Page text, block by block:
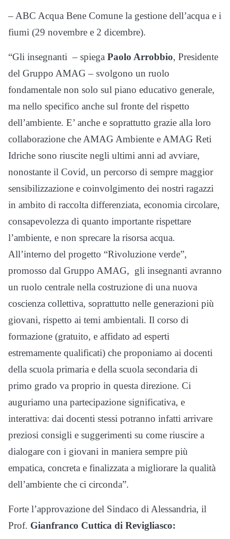
– ABC Acqua Bene Comune la gestione dell’acqua e i
fiumi (29 novembre e 2 dicembre).
“Gli insegnanti – spiega Paolo Arrobbio, Presidente
del Gruppo AMAG – svolgono un ruolo
fondamentale non solo sul piano educativo generale,
ma nello specifico anche sul fronte del rispetto
dell’ambiente. E’ anche e soprattutto grazie alla loro
collaborazione che AMAG Ambiente e AMAG Reti
Idriche sono riuscite negli ultimi anni ad avviare,
nonostante il Covid, un percorso di sempre maggior
sensibilizzazione e coinvolgimento dei nostri ragazzi
in ambito di raccolta differenziata, economia circolare,
consapevolezza di quanto importante rispettare
l’ambiente, e non sprecare la risorsa acqua.
All’interno del progetto “Rivoluzione verde”,
promosso dal Gruppo AMAG, gli insegnanti avranno
un ruolo centrale nella costruzione di una nuova
coscienza collettiva, soprattutto nelle generazioni più
giovani, rispetto ai temi ambientali. Il corso di
formazione (gratuito, e affidato ad esperti
estremamente qualificati) che proponiamo ai docenti
della scuola primaria e della scuola secondaria di
primo grado va proprio in questa direzione. Ci
auguriamo una partecipazione significativa, e
interattiva: dai docenti stessi potranno infatti arrivare
preziosi consigli e suggerimenti su come riuscire a
dialogare con i giovani in maniera sempre più
empatica, concreta e finalizzata a migliorare la qualità
dell’ambiente che ci circonda”.
Forte l’approvazione del Sindaco di Alessandria, il
Prof. Gianfranco Cuttica di Revigliasco: